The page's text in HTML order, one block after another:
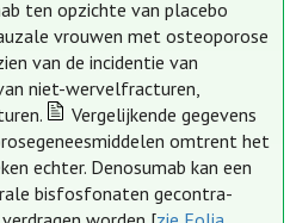
ten opzichte van placebo
vrouwen met osteoporose
van de incidentie van
niet-wervelfracturen,
Vergelijkende gegevens
omtrent het
echter. Denosumab kan een
bisfosfonaten gecontra-